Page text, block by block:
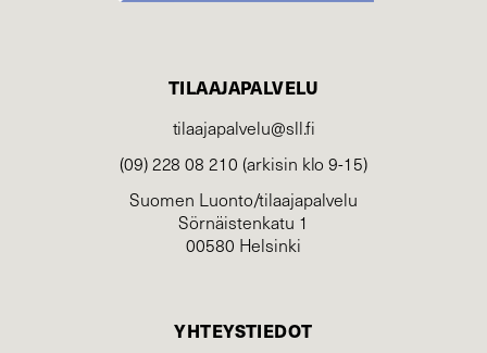
TILAAJAPALVELU
tilaajapalvelu@sll.fi
(09) 228 08 210 (arkisin klo 9-15)
Suomen Luonto/tilaajapalvelu
Sörnäistenkatu 1
00580 Helsinki
YHTEYSTIEDOT